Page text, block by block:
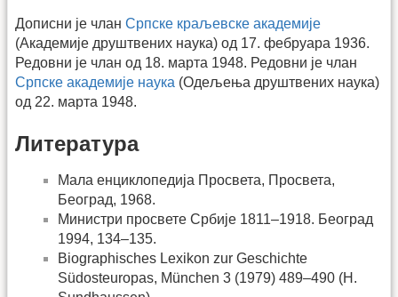
Дописни је члан Српске краљевске академије
(Академије друштвених наука) од 17. фебруара 1936.
Редовни је члан од 18. марта 1948. Редовни је члан
Српске академије наука (Одељења друштвених наука)
од 22. марта 1948.
Литература
Мала енциклопедија Просвета, Просвета,
Београд, 1968.
Министри просвете Србије 1811–1918. Београд
1994, 134–135.
Biographisches Lexikon zur Geschichte
Südosteuropas, München 3 (1979) 489–490 (Н.